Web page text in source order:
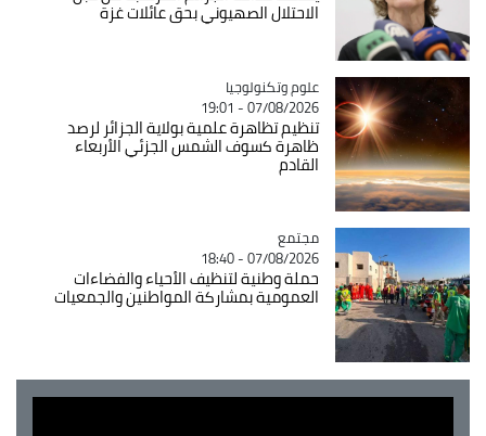
الاحتلال الصهيوني بحق عائلات غزة
Catégorie
علوم وتكنولوجيا
07/08/2026 - 19:01
تنظيم تظاهرة علمية بولاية الجزائر لرصد
ظاهرة كسوف الشمس الجزئي الأربعاء
القادم
Catégorie
مجتمع
07/08/2026 - 18:40
حملة وطنية لتنظيف الأحياء والفضاءات
العمومية بمشاركة المواطنين والجمعيات